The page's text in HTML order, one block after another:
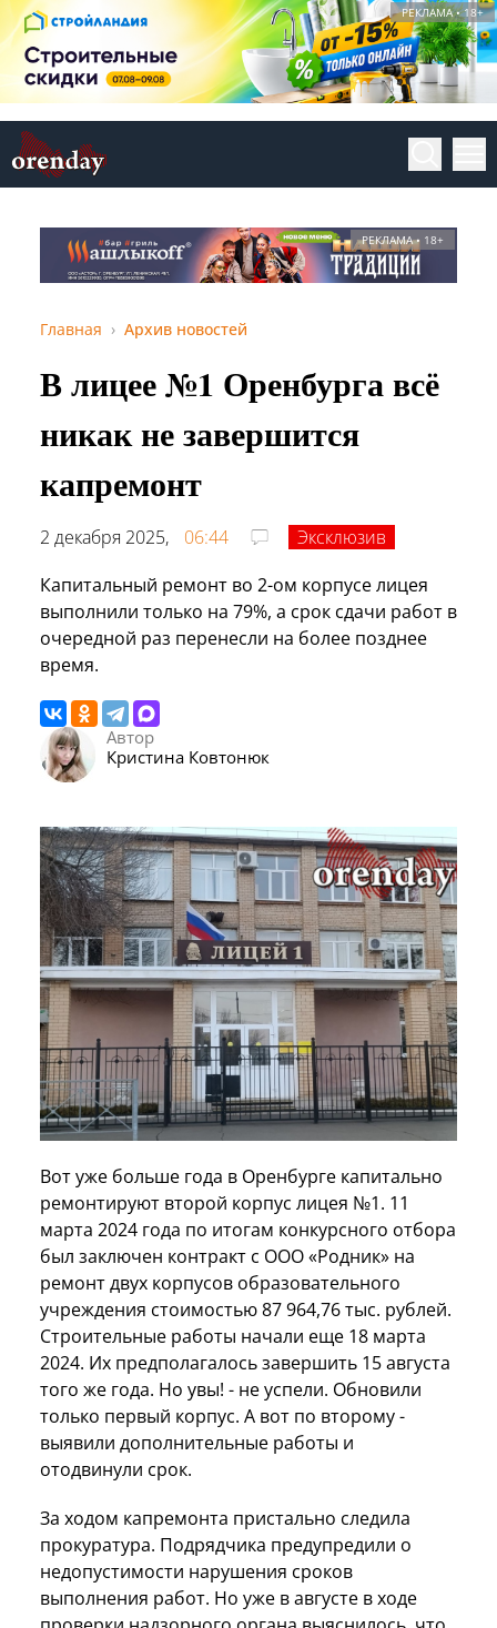
РЕКЛАМА • 18+
РЕКЛАМА • 18+
Главная Архив новостей
В лицее №1 Оренбурга всё
никак не завершится
капремонт
2 декабря 2025, 06:44
Эксклюзив
Капитальный ремонт во 2-ом корпусе лицея
выполнили только на 79%, а срок сдачи работ в
очередной раз перенесли на более позднее
время.
Автор
Кристина Ковтонюк
Вот уже больше года в Оренбурге капитально
ремонтируют второй корпус лицея №1. 11
марта 2024 года по итогам конкурсного отбора
был заключен контракт с ООО «Родник» на
ремонт двух корпусов образовательного
учреждения стоимостью 87 964,76 тыс. рублей.
Строительные работы начали еще 18 марта
2024. Их предполагалось завершить 15 августа
того же года. Но увы! - не успели. Обновили
только первый корпус. А вот по второму -
выявили дополнительные работы и
отодвинули срок.
За ходом капремонта пристально следила
прокуратура. Подрядчика предупредили о
недопустимости нарушения сроков
выполнения работ. Но уже в августе в ходе